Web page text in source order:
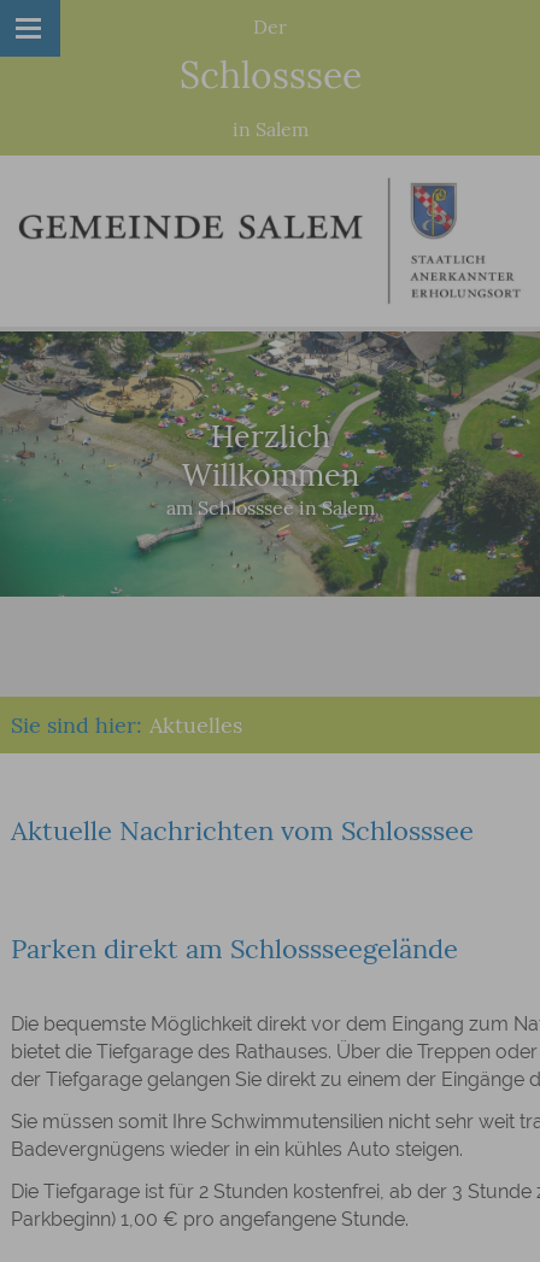
Der
Schlosssee
in Salem
Herzlich
Willkommen
am Schlosssee in Salem
Sie sind hier: Aktuelles
Aktuelle Nachrichten vom Schlosssee
Parken direkt am Schlossseegelände
Die bequemste Möglichkeit direkt vor dem Eingang zum
bietet die Tiefgarage des Rathauses. Über die Treppen
der Tiefgarage gelangen Sie direkt zu einem der Eingänge
Sie müssen somit Ihre Schwimmutensilien nicht sehr weit
Badevergnügens wieder in ein kühles Auto steigen.
Die Tiefgarage ist für 2 Stunden kostenfrei, ab der 3
Parkbeginn) 1,00 € pro angefangene Stunde.